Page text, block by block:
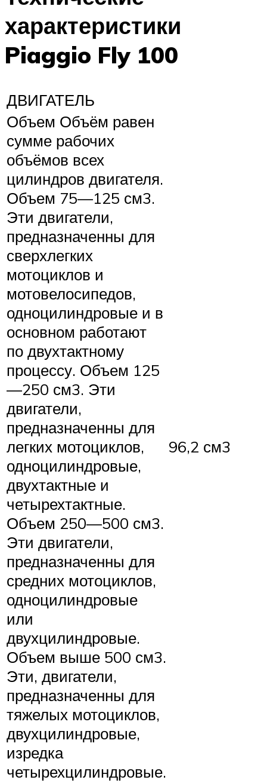
характеристики
Piaggio Fly 100
ДВИГАТЕЛЬ
Объем Объём равен
сумме рабочих
объёмов всех
цилиндров двигателя.
Объем 75—125 см3.
Эти двигатели,
предназначенны для
сверхлегких
мотоциклов и
мотовелосипедов,
одноцилиндровые и в
основном работают
по двухтактному
процессу. Объем 125
—250 см3. Эти
двигатели,
предназначенны для
легких мотоциклов,
одноцилиндровые,
двухтактные и
четырехтактные.
Объем 250—500 см3.
Эти двигатели,
предназначенны для
средних мотоциклов,
одноцилиндровые
или
двухцилиндровые.
Объем выше 500 см3.
Эти, двигатели,
предназначенны для
тяжелых мотоциклов,
двухцилиндровые,
изредка
четырехцилиндровые.
96,2 см3